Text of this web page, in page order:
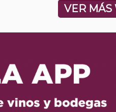
VER MÁS